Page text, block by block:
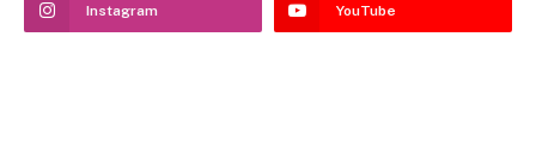
Instagram YouTube